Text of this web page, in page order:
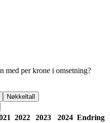
med per krone i omsetning?
Nøkkeltall
2022 2023 2024 Endring